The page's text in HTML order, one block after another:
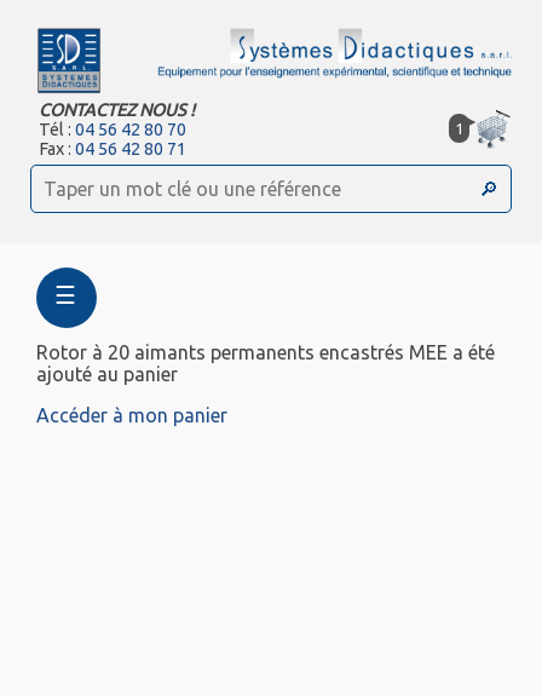
CONTACTEZ NOUS !
Tél :04 56 42 80 70
Fax :04 56 42 80 71
1
☰
Rotor à 20 aimants permanents encastrés MEE a été
ajouté au panier
Accéder à mon panier